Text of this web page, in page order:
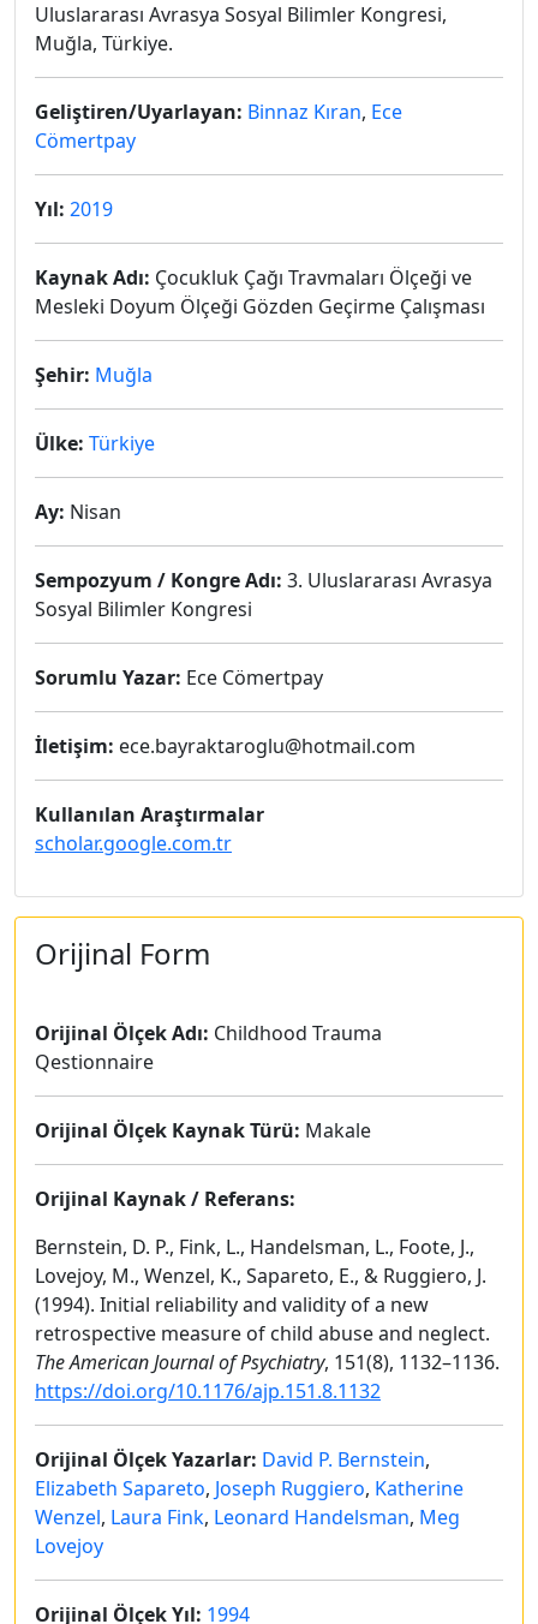
Uluslararası Avrasya Sosyal Bilimler Kongresi,
Muğla, Türkiye.
Geliştiren/Uyarlayan: Binnaz Kıran, Ece
Cömertpay
Yıl: 2019
Kaynak Adı: Çocukluk Çağı Travmaları Ölçeği ve
Mesleki Doyum Ölçeği Gözden Geçirme Çalışması
Şehir: Muğla
Ülke: Türkiye
Ay: Nisan
Sempozyum / Kongre Adı: 3. Uluslararası Avrasya
Sosyal Bilimler Kongresi
Sorumlu Yazar: Ece Cömertpay
İletişim: ece.bayraktaroglu@hotmail.com
Kullanılan Araştırmalar
scholar.google.com.tr
Orijinal Form
Orijinal Ölçek Adı: Childhood Trauma
Qestionnaire
Orijinal Ölçek Kaynak Türü: Makale
Orijinal Kaynak / Referans:
Bernstein, D. P., Fink, L., Handelsman, L., Foote, J.,
Lovejoy, M., Wenzel, K., Sapareto, E., & Ruggiero, J.
(1994). Initial reliability and validity of a new
retrospective measure of child abuse and neglect.
The American Journal of Psychiatry, 151(8), 1132–1136.
https://doi.org/10.1176/ajp.151.8.1132
Orijinal Ölçek Yazarlar: David P. Bernstein,
Elizabeth Sapareto, Joseph Ruggiero, Katherine
Wenzel, Laura Fink, Leonard Handelsman, Meg
Lovejoy
Orijinal Ölçek Yıl: 1994